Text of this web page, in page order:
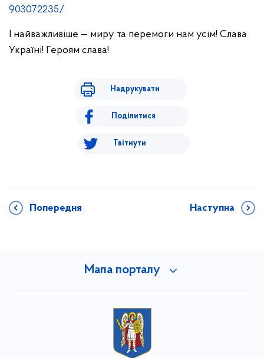
903072235/
І найважливіше — миру та перемоги нам усім! Слава
Україні! Героям слава!
Надрукувати
Поділитися
Твітнути
Попередня Наступна
Мапа порталу